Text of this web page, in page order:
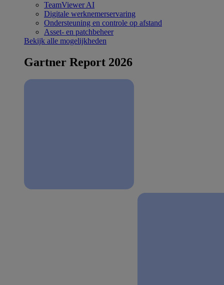
TeamViewer AI
Digitale werknemerservaring
Ondersteuning en controle op afstand
Asset- en patchbeheer
Bekijk alle mogelijkheden
Gartner Report 2026